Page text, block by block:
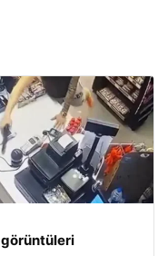
görüntüleri